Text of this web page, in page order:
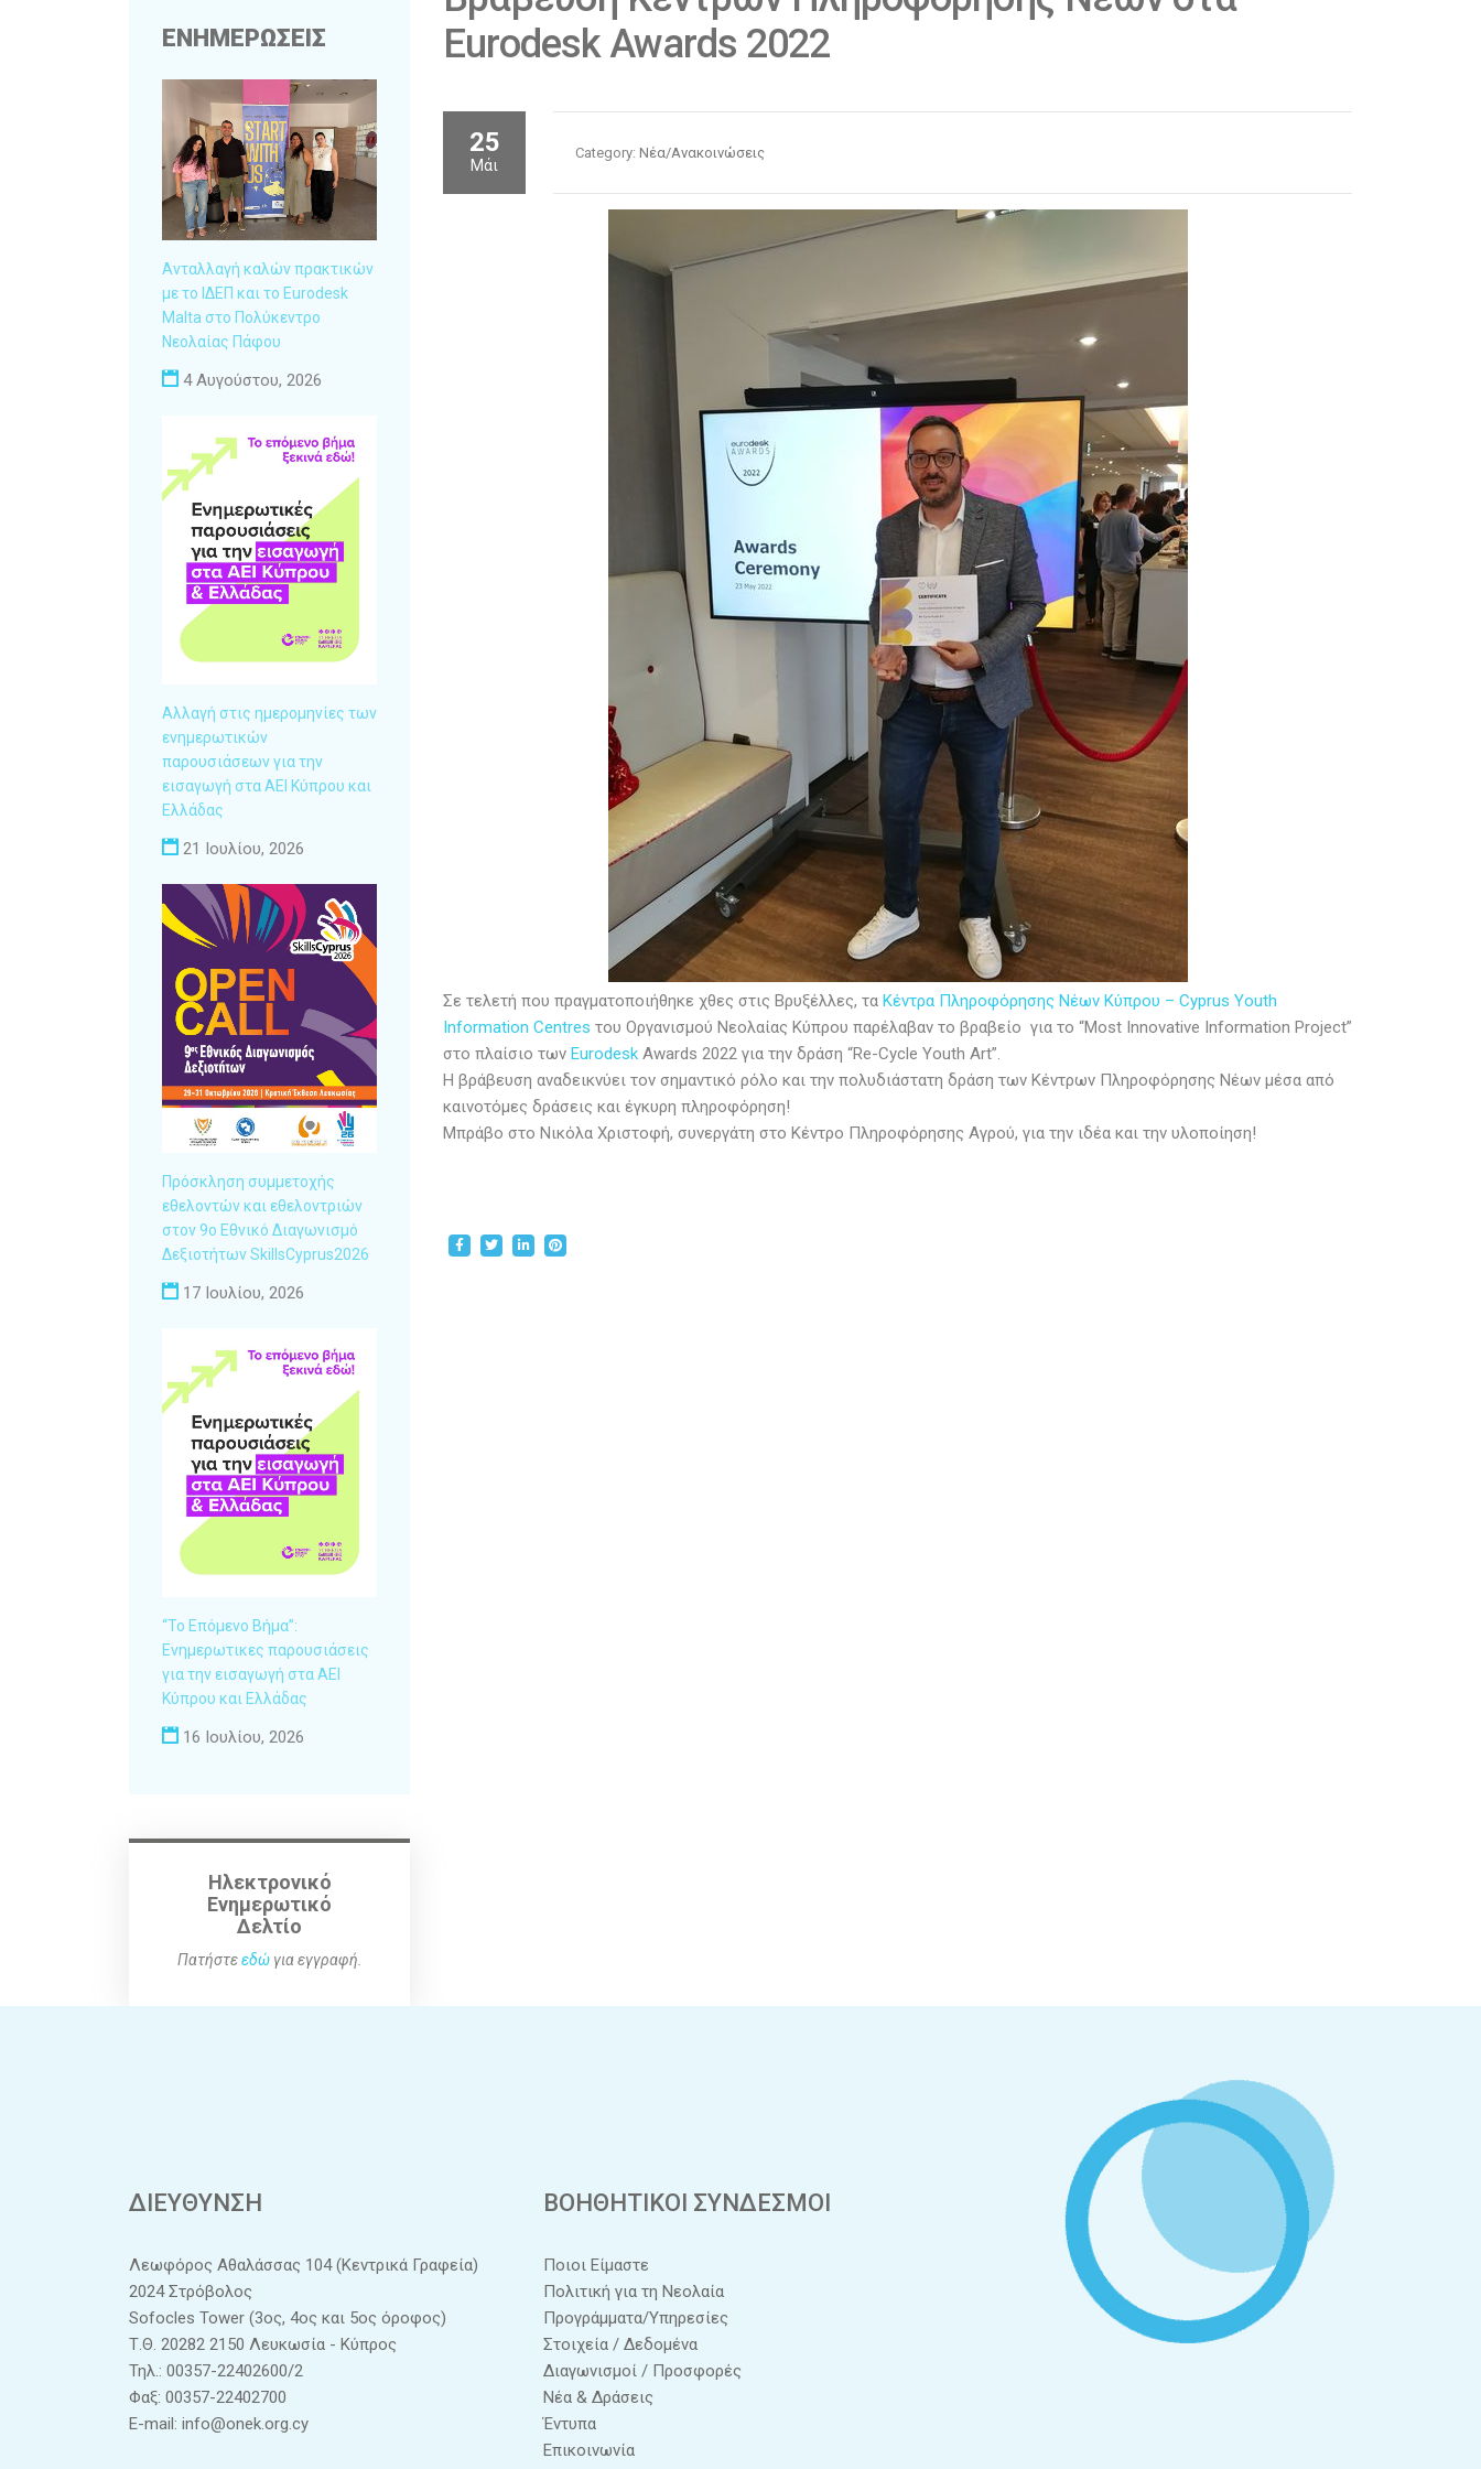
Eurodesk Awards 2022
25
Μάι
Category: Νέα/Ανακοινώσεις
Σε τελετή που πραγματοποιήθηκε χθες στις Βρυξέλλες, τα Κέντρα Πληροφόρησης Νέων Κύπρου – Cyprus Youth
Information Centres του Οργανισμού Νεολαίας Κύπρου παρέλαβαν το βραβείο για το “Most Innovative Information Project”
στο πλαίσιο των Eurodesk Awards 2022 για την δράση “Re-Cycle Youth Art”.
Η βράβευση αναδεικνύει τον σημαντικό ρόλο και την πολυδιάστατη δράση των Κέντρων Πληροφόρησης Νέων μέσα από
καινοτόμες δράσεις και έγκυρη πληροφόρηση!
Μπράβο στο Νικόλα Χριστοφή, συνεργάτη στο Κέντρο Πληροφόρησης Αγρού, για την ιδέα και την υλοποίηση!
ΕΝΗΜΕΡΩΣΕΙΣ
Ανταλλαγή καλών πρακτικών
με το ΙΔΕΠ και το Eurodesk
Malta στο Πολύκεντρο
Νεολαίας Πάφου
4 Αυγούστου, 2026
Αλλαγή στις ημερομηνίες των
ενημερωτικών
παρουσιάσεων για την
εισαγωγή στα ΑΕΙ Κύπρου και
Ελλάδας
21 Ιουλίου, 2026
Πρόσκληση συμμετοχής
εθελοντών και εθελοντριών
στον 9ο Εθνικό Διαγωνισμό
Δεξιοτήτων SkillsCyprus2026
17 Ιουλίου, 2026
“Το Επόμενο Βήμα”:
Ενημερωτικες παρουσιάσεις
για την εισαγωγή στα ΑΕΙ
Κύπρου και Ελλάδας
16 Ιουλίου, 2026
Ηλεκτρονικό
Ενημερωτικό
Δελτίο
Πατήστεεδώγια εγγραφή.
ΔΙΕΥΘΥΝΣΗ
Λεωφόρος Αθαλάσσας 104 (Κεντρικά Γραφεία)
2024 Στρόβολος
Sofocles Tower (3ος, 4ος και 5ος όροφος)
Τ.Θ. 20282 2150 Λευκωσία - Κύπρος
Τηλ.: 00357-22402600/2
Φαξ: 00357-22402700
E-mail: info@onek.org.cy
ΒΟΗΘΗΤΙΚΟΙ ΣΥΝΔΕΣΜΟΙ
Ποιοι Είμαστε
Πολιτική για τη Νεολαία
Προγράμματα/Υπηρεσίες
Στοιχεία / Δεδομένα
Διαγωνισμοί / Προσφορές
Νέα & Δράσεις
Έντυπα
Επικοινωνία